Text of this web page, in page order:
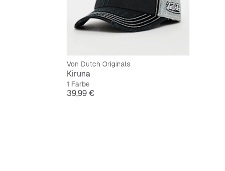
Von Dutch Originals
Kiruna
1 Farbe
Preis
39,99 €